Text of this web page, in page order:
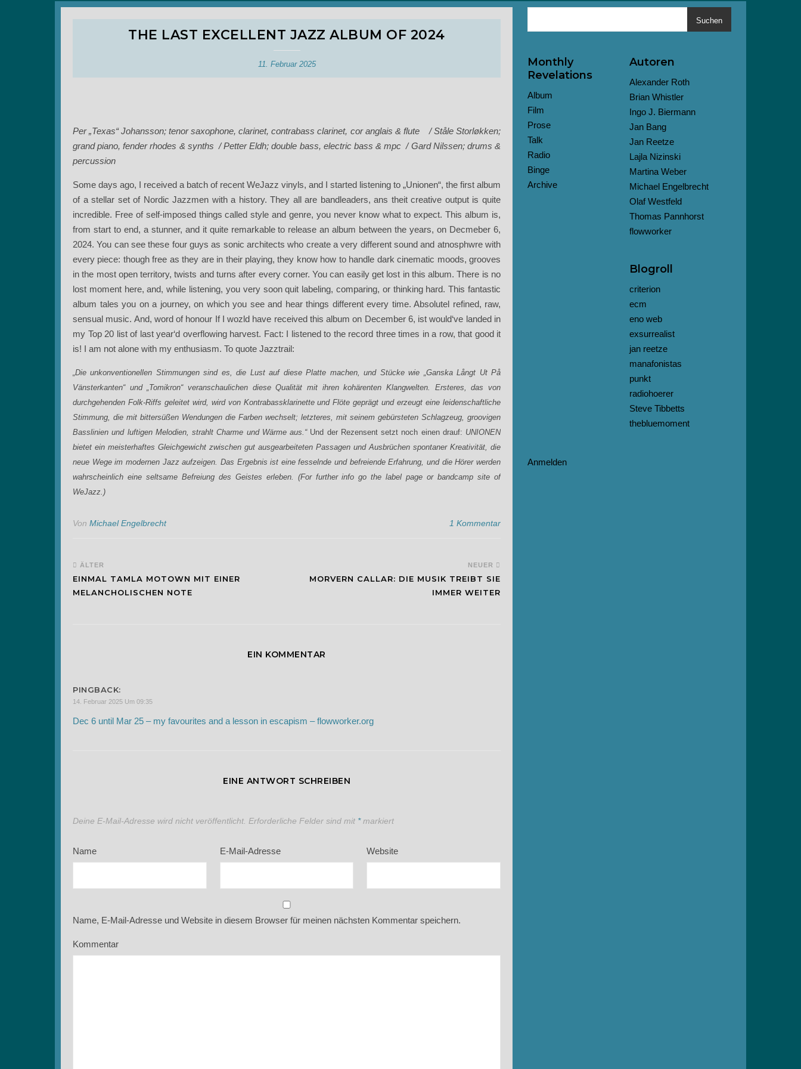
THE LAST EXCELLENT JAZZ ALBUM OF 2024
11. Februar 2025
Per „Texas“ Johansson; tenor saxophone, clarinet, contrabass clarinet, cor anglais & flute / Ståle Storløkken;
grand piano, fender rhodes & synths / Petter Eldh; double bass, electric bass & mpc / Gard Nilssen; drums &
percussion
Some days ago, I received a batch of recent WeJazz vinyls, and I started listening to „Unionen“, the first album
of a stellar set of Nordic Jazzmen with a history. They all are bandleaders, ans theit creative output is quite
incredible. Free of self-imposed things called style and genre, you never know what to expect. This album is,
from start to end, a stunner, and it quite remarkable to release an album between the years, on Decmeber 6,
2024. You can see these four guys as sonic architects who create a very different sound and atnosphwre with
every piece: though free as they are in their playing, they know how to handle dark cinematic moods, grooves
in the most open territory, twists and turns after every corner. You can easily get lost in this album. There is no
lost moment here, and, while listening, you very soon quit labeling, comparing, or thinking hard. This fantastic
album tales you on a journey, on which you see and hear things different every time. Absolutel refined, raw,
sensual music. And, word of honour If I wozld have received this album on December 6, ist would‘ve landed in
my Top 20 list of last year‘d overflowing harvest. Fact: I listened to the record three times in a row, that good it
is! I am not alone with my enthusiasm. To quote Jazztrail:
„Die unkonventionellen Stimmungen sind es, die Lust auf diese Platte machen, und Stücke wie „Ganska Långt Ut På
Vänsterkanten“ und „Tomikron“ veranschaulichen diese Qualität mit ihren kohärenten Klangwelten. Ersteres, das von
durchgehenden Folk-Riffs geleitet wird, wird von Kontrabassklarinette und Flöte geprägt und erzeugt eine leidenschaftliche
Stimmung, die mit bittersüßen Wendungen die Farben wechselt; letzteres, mit seinem gebürsteten Schlagzeug, groovigen
Basslinien und luftigen Melodien, strahlt Charme und Wärme aus.“Und der Rezensent setzt noch einen drauf: UNIONEN
bietet ein meisterhaftes Gleichgewicht zwischen gut ausgearbeiteten Passagen und Ausbrüchen spontaner Kreativität, die
neue Wege im modernen Jazz aufzeigen. Das Ergebnis ist eine fesselnde und befreiende Erfahrung, und die Hörer werden
wahrscheinlich eine seltsame Befreiung des Geistes erleben. (For further info go the label page or bandcamp site of
WeJazz.)
Von Michael Engelbrecht 1 Kommentar
ÄLTER
EINMAL TAMLA MOTOWN MIT EINER
MELANCHOLISCHEN NOTE
NEUER
MORVERN CALLAR: DIE MUSIK TREIBT SIE
IMMER WEITER
EIN KOMMENTAR
PINGBACK:
14. Februar 2025 Um 09:35
Dec 6 until Mar 25 – my favourites and a lesson in escapism – flowworker.org
EINE ANTWORT SCHREIBEN
Deine E-Mail-Adresse wird nicht veröffentlicht. Erforderliche Felder sind mit *markiert
Name E-Mail-Adresse Website
Name, E-Mail-Adresse und Website in diesem Browser für meinen nächsten Kommentar speichern.
Kommentar
Suchen
Monthly
Revelations
Album
Film
Prose
Talk
Radio
Binge
Archive
Autoren
Alexander Roth
Brian Whistler
Ingo J. Biermann
Jan Bang
Jan Reetze
Lajla Nizinski
Martina Weber
Michael Engelbrecht
Olaf Westfeld
Thomas Pannhorst
flowworker
Blogroll
criterion
ecm
eno web
exsurrealist
jan reetze
manafonistas
punkt
radiohoerer
Steve Tibbetts
thebluemoment
Anmelden